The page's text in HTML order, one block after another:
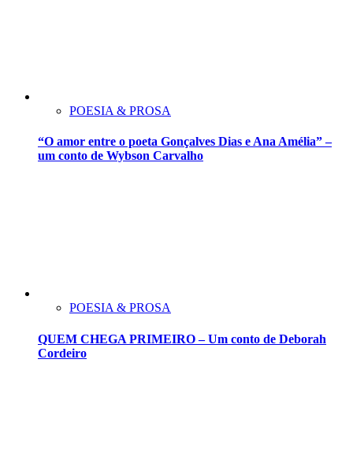
POESIA & PROSA
“O amor entre o poeta Gonçalves Dias e Ana Amélia” –
um conto de Wybson Carvalho
POESIA & PROSA
QUEM CHEGA PRIMEIRO – Um conto de Deborah
Cordeiro